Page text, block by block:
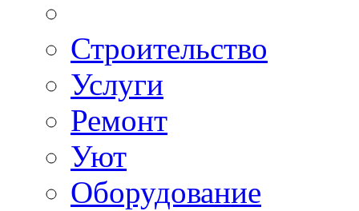
Строительство
Услуги
Ремонт
Уют
Оборудование